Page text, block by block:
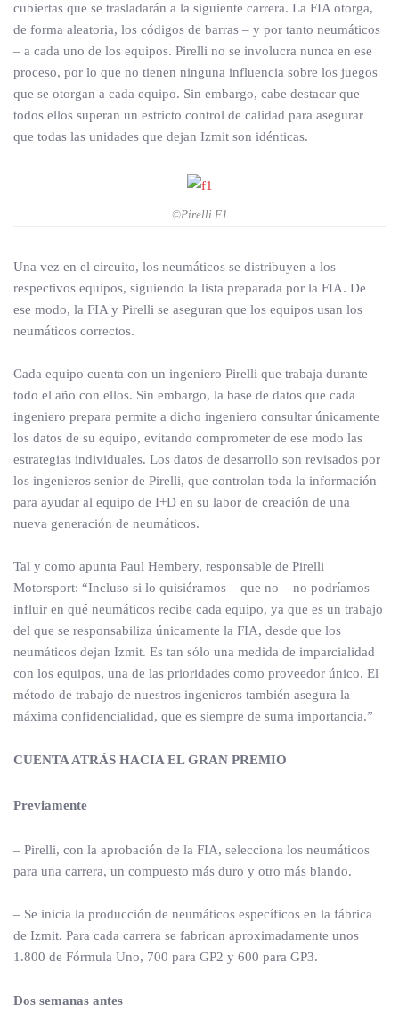
cubiertas que se trasladarán a la siguiente carrera. La FIA otorga,
de forma aleatoria, los códigos de barras – y por tanto neumáticos
– a cada uno de los equipos. Pirelli no se involucra nunca en ese
proceso, por lo que no tienen ninguna influencia sobre los juegos
que se otorgan a cada equipo. Sin embargo, cabe destacar que
todos ellos superan un estricto control de calidad para asegurar
que todas las unidades que dejan Izmit son idénticas.
©Pirelli F1
Una vez en el circuito, los neumáticos se distribuyen a los
respectivos equipos, siguiendo la lista preparada por la FIA. De
ese modo, la FIA y Pirelli se aseguran que los equipos usan los
neumáticos correctos.
Cada equipo cuenta con un ingeniero Pirelli que trabaja durante
todo el año con ellos. Sin embargo, la base de datos que cada
ingeniero prepara permite a dicho ingeniero consultar únicamente
los datos de su equipo, evitando comprometer de ese modo las
estrategias individuales. Los datos de desarrollo son revisados por
los ingenieros senior de Pirelli, que controlan toda la información
para ayudar al equipo de I+D en su labor de creación de una
nueva generación de neumáticos.
Tal y como apunta Paul Hembery, responsable de Pirelli
Motorsport: “Incluso si lo quisiéramos – que no – no podríamos
influir en qué neumáticos recibe cada equipo, ya que es un trabajo
del que se responsabiliza únicamente la FIA, desde que los
neumáticos dejan Izmit. Es tan sólo una medida de imparcialidad
con los equipos, una de las prioridades como proveedor único. El
método de trabajo de nuestros ingenieros también asegura la
máxima confidencialidad, que es siempre de suma importancia.”
CUENTA ATRÁS HACIA EL GRAN PREMIO
Previamente
– Pirelli, con la aprobación de la FIA, selecciona los neumáticos
para una carrera, un compuesto más duro y otro más blando.
– Se inicia la producción de neumáticos específicos en la fábrica
de Izmit. Para cada carrera se fabrican aproximadamente unos
1.800 de Fórmula Uno, 700 para GP2 y 600 para GP3.
Dos semanas antes